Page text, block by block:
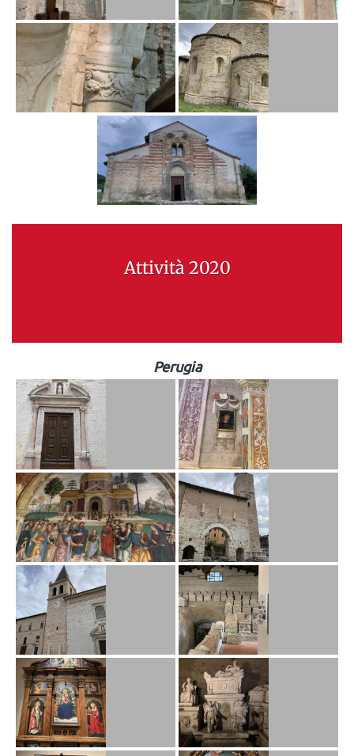
Attività 2020
Perugia